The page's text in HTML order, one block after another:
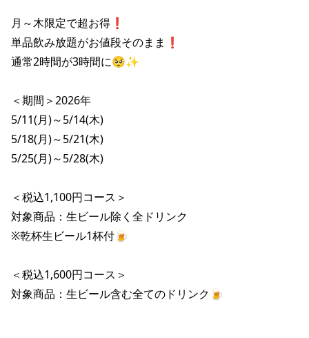
華花
有価証券報告書等法定開示資料
その他IR資料
適時開示資料
株価情報
株主優待
FAQ
IRお問い合わせ
月～木限定で超お得❗️
単品飲み放題がお値段そのまま❗️
通常2時間が3時間に🥺✨
＜期間＞2026年
5/11(月)～5/14(木)
5/18(月)～5/21(木)
5/25(月)～5/28(木)
＜税込1,100円コース＞
対象商品：生ビール除く全ドリンク
※乾杯生ビール1杯付🍺
＜税込1,600円コース＞
対象商品：生ビール含む全てのドリンク🍺